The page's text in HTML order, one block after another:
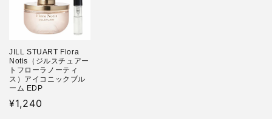
JILL STUART Flora
Notis（ジルスチュアー
トフローラノーティ
ス）アイコニックブル
ーム EDP
通
¥1,240